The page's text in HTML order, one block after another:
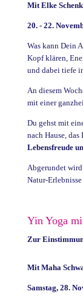
Mit Elke
20. - 22.
Was kann Dein
Kopf klären,
und dabei tiefe
An diesem
mit einer
Du gehst mit
nach Hause,
Lebensfreude
Abgerundet
Natur-
Yin Yoga
Zur
Mit Maha
Samstag, 28.